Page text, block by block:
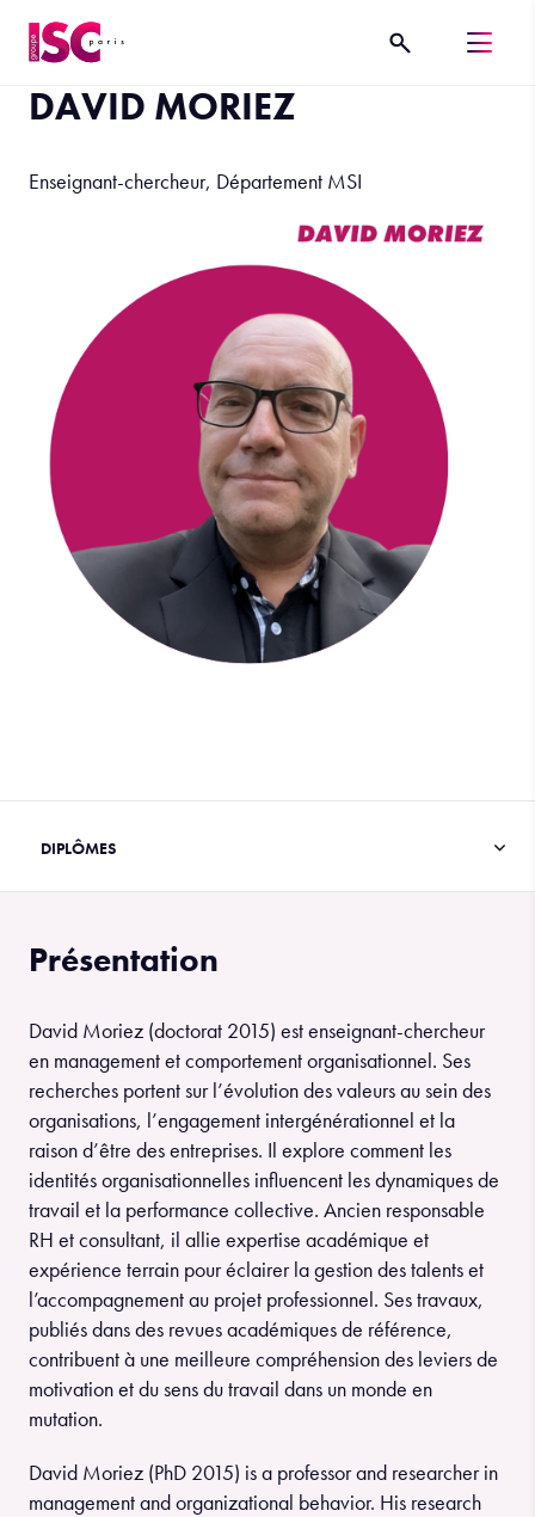
DAVID MORIEZ
Enseignant-chercheur, Département MSI
Présentation
David Moriez (doctorat 2015) est enseignant-chercheur
en management et comportement organisationnel. Ses
recherches portent sur l’évolution des valeurs au sein des
organisations, l’engagement intergénérationnel et la
raison d’être des entreprises. Il explore comment les
identités organisationnelles influencent les dynamiques de
travail et la performance collective. Ancien responsable
RH et consultant, il allie expertise académique et
expérience terrain pour éclairer la gestion des talents et
l’accompagnement au projet professionnel. Ses travaux,
publiés dans des revues académiques de référence,
contribuent à une meilleure compréhension des leviers de
motivation et du sens du travail dans un monde en
mutation.
David Moriez (PhD 2015) is a professor and researcher in
management and organizational behavior. His research